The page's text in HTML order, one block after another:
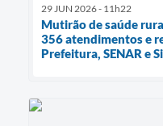
29 JUN 2026 - 11h22
Mutirão de saúde
356 atendimentos e
Prefeitura, SENAR e